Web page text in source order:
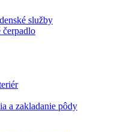
služby
čerpadlo
a zakladanie pôdy